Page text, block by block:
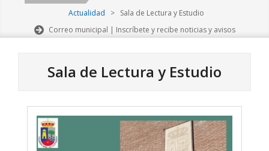
Actualidad
> Sala de Lectura y Estudio
Correo municipal | Inscríbete y recibe noticias y avisos
Sala de Lectura y Estudio